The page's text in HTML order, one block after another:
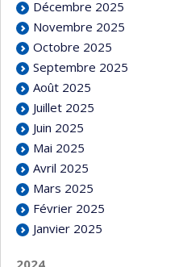
Décembre 2025
Novembre 2025
Octobre 2025
Septembre 2025
Août 2025
Juillet 2025
Juin 2025
Mai 2025
Avril 2025
Mars 2025
Février 2025
Janvier 2025
2024